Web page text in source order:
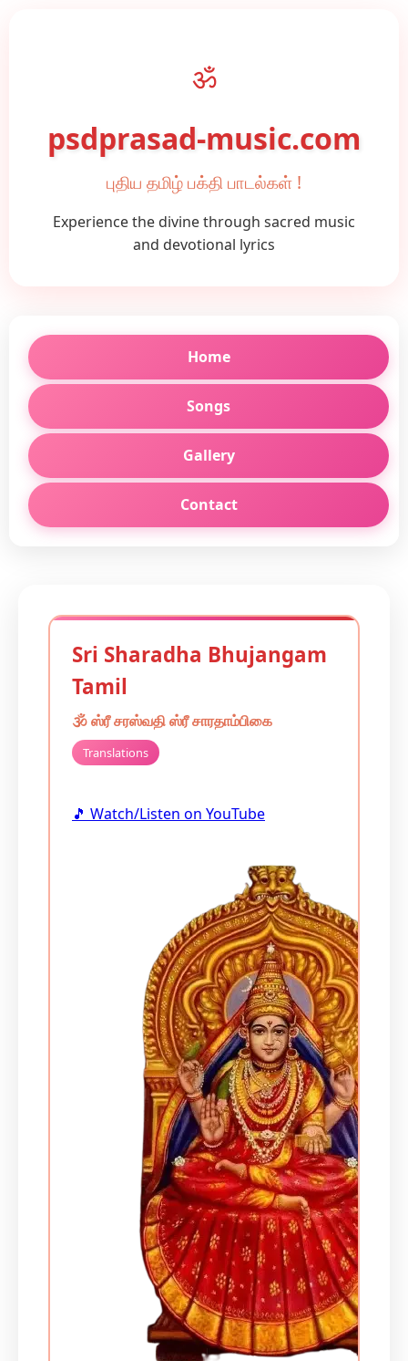
ॐ
psdprasad-music.com
புதிய தமிழ் பக்தி பாடல்கள் !
Experience the divine through sacred music
and devotional lyrics
Home
Songs
Gallery
Contact
Sri Sharadha Bhujangam
Tamil
🕉️ஸ்ரீ சரஸ்வதிஸ்ரீ சாரதாம்பிகை
Translations
🎵 Watch/Listen on YouTube